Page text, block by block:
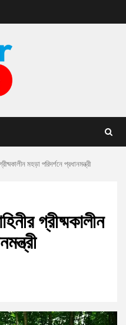
মহড়া পরিদর্শনে প্রধানমন্ত্রী
গ্রীষ্মকালীন